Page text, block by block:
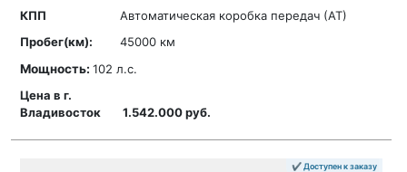
Автоматическая коробка передач (АТ)
45000 км
Мощность:102 л.с.
1.542.000 руб.
✔ Доступен к заказу